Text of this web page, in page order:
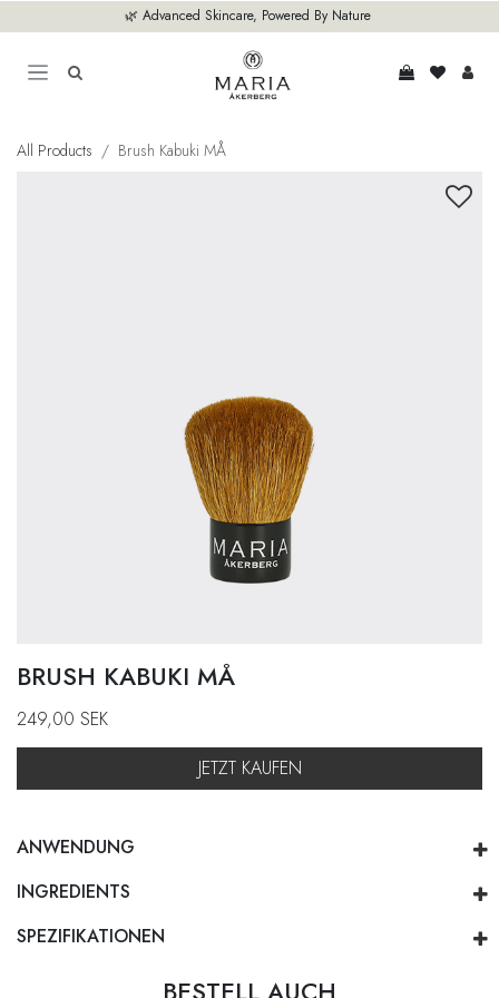
🌿 Advanced Skincare, Powered By Nature
All Products Brush Kabuki MÅ
BRUSH KABUKI MÅ
249,00 SEK
JETZT KAUFEN
ANWENDUNG
INGREDIENTS
SPEZIFIKATIONEN